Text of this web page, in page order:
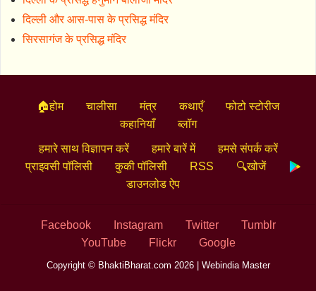
दिल्ली और आस-पास के प्रसिद्ध मंदिर
सिरसागंज के प्रसिद्ध मंदिर
🏠होम चालीसा मंत्र कथाएँ
फोटो स्टोरीज
कहानियाँ
ब्लॉग
हमारे साथ विज्ञापन करें हमारे बारें में
हमसे संपर्क करें
प्राइवसी पॉलिसी
कुकी पॉलिसी RSS
🔍खोजें
डाउनलोड ऐप
Facebook Instagram Twitter
Tumblr
YouTube
Flickr Google
Copyright © BhaktiBharat.com 2026 | Webindia Master